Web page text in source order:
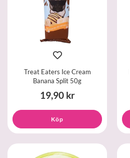
Treat Eaters Ice Cream
Banana Split 50g
19,90 kr
Köp